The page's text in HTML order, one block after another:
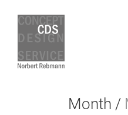
Month /